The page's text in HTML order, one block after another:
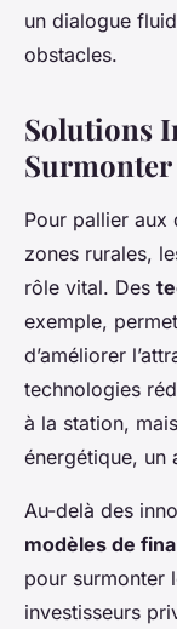
un dialogue
obstacles.
Solutions
Surmonter
Pour pallier aux
zones rurales,
rôle vital. Des
exemple,
d’améliorer
technologies
à la station,
énergétique, un
Au-delà des
modèles de
pour surmonter
investisseurs